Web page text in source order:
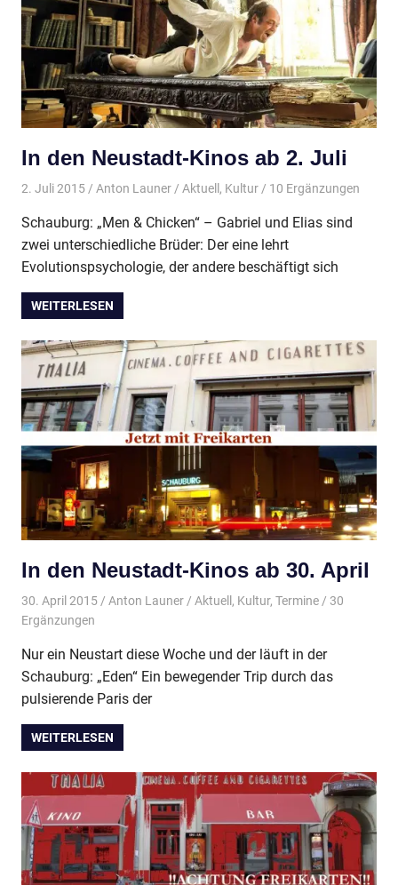
In den Neustadt-Kinos ab 2. Juli
2. Juli 2015 Anton Launer Aktuell , Kultur/ 10 Ergänzungen
Schauburg: „Men & Chicken“ – Gabriel und Elias sind
zwei unterschiedliche Brüder: Der eine lehrt
Evolutionspsychologie, der andere beschäftigt sich
WEITERLESEN
In den Neustadt-Kinos ab 30. April
30. April 2015 Anton Launer Aktuell, Kultur, Termine/ 30
Ergänzungen
Nur ein Neustart diese Woche und der läuft in der
Schauburg: „Eden“ Ein bewegender Trip durch das
pulsierende Paris der
WEITERLESEN